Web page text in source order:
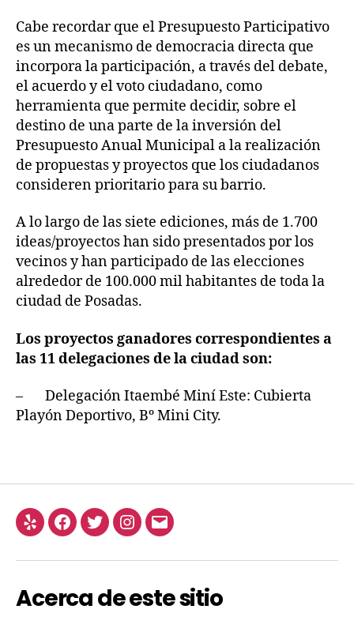
Cabe recordar que el Presupuesto Participativo
es un mecanismo de democracia directa que
incorpora la participación, a través del debate,
el acuerdo y el voto ciudadano, como
herramienta que permite decidir, sobre el
destino de una parte de la inversión del
Presupuesto Anual Municipal a la realización
de propuestas y proyectos que los ciudadanos
consideren prioritario para su barrio.
A lo largo de las siete ediciones, más de 1.700
ideas/proyectos han sido presentados por los
vecinos y han participado de las elecciones
alrededor de 100.000 mil habitantes de toda la
ciudad de Posadas.
Los proyectos ganadores correspondientes a
las 11 delegaciones de la ciudad son:
– Delegación Itaembé Miní Este: Cubierta
Playón Deportivo, Bº Mini City.
Acerca de este sitio